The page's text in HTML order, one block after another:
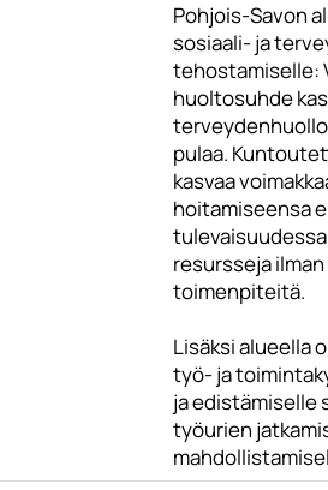
Pohjois-Savon
sosiaali- ja
tehostamiselle:
huoltosuhde
pulaa.
kasvaa
hoitamiseensa
resursseja
toimenpiteitä.
Lisäksi alueella
työ- ja
ja edistämiselle
työurien